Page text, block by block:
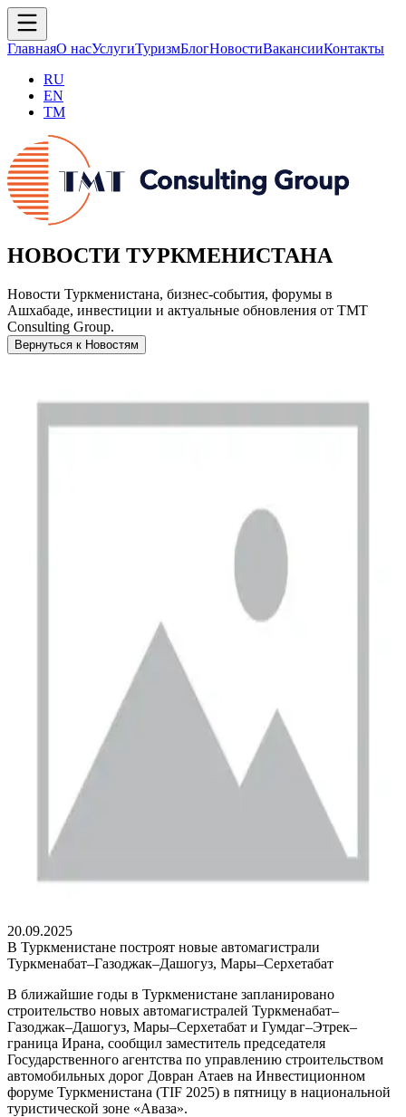
ГлавнаяО насУслугиТуризмБлогНовостиВакансииКонтакты
RU
EN
TM
НОВОСТИ ТУРКМЕНИСТАНА
Новости Туркменистана, бизнес-события, форумы в
Ашхабаде, инвестиции и актуальные обновления от TMT
Consulting Group.
Вернуться к Новостям
20.09.2025
В Туркменистане построят новые автомагистрали
Туркменабат–Газоджак–Дашогуз, Мары–Серхетабат
В ближайшие годы в Туркменистане запланировано
строительство новых автомагистралей Туркменабат–
Газоджак–Дашогуз, Мары–Серхетабат и Гумдаг–Этрек–
граница Ирана, сообщил заместитель председателя
Государственного агентства по управлению строительством
автомобильных дорог Довран Атаев на Инвестиционном
форуме Туркменистана (TIF 2025) в пятницу в национальной
туристической зоне «Аваза».